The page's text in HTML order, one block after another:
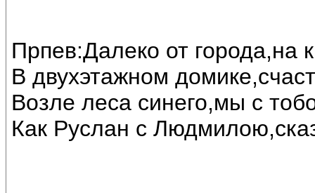
Прпев:Далеко от города,на
В двухэтажном
Возле леса синего,мы с
Как Руслан с